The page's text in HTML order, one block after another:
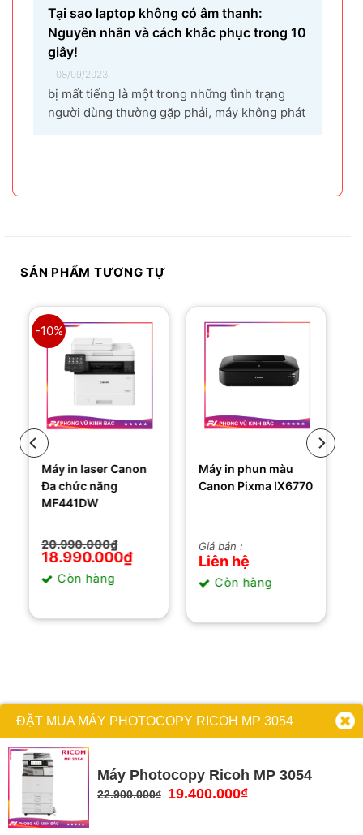
Tại sao laptop không có âm thanh:
Nguyên nhân và cách khắc phục trong 10
giây!
08/09/2023
bị mất tiếng là một trong những tình trạng
người dùng thường gặp phải, máy không phát
SẢN PHẨM TƯƠNG TỰ
-10%
Máy in laser Canon
Đa chức năng
MF441DW
20.990.000₫
Giá
gốc
là:
20.990.000₫.
18.990.000₫
Giá
hiện
tại
là: Còn hàng
Máy in phun màu
Canon Pixma IX6770
Giá bán :
Liên hệ
Còn hàng
ĐẶT MUA MÁY PHOTOCOPY RICOH MP 3054
Máy Photocopy Ricoh MP 3054
22.900.000₫ Giá
19.400.000₫Giá